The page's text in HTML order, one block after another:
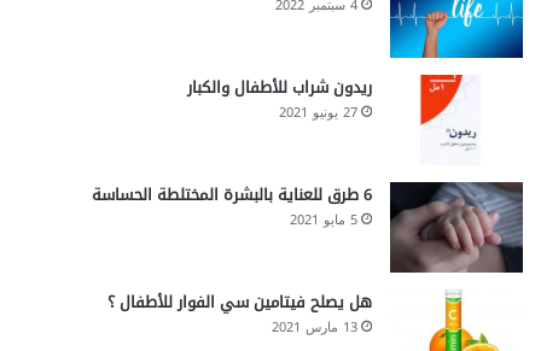
o
s
4 سبتمبر 2022
ريدون شراب للأطفال والكبار
27 يونيو 2021
6 طرق للعناية بالبشرة المختلطة الحساسة
5 مايو 2021
هل يصلح فيتامين سي الفوار للأطفال ؟
13 مارس 2021